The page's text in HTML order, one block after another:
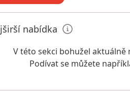
nabídka
V této sekci bohužel
Podívat se můžete